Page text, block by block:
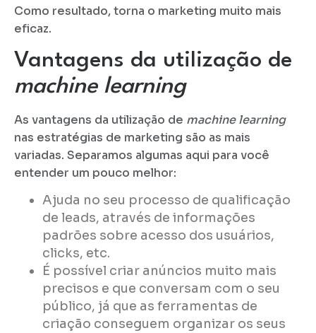
Como resultado, torna o marketing muito mais
eficaz.
Vantagens da utilização de
machine learning
As vantagens da utilização de machine learning
nas estratégias de marketing são as mais
variadas. Separamos algumas aqui para você
entender um pouco melhor:
Ajuda no seu processo de qualificação
de leads, através de informações
padrões sobre acesso dos usuários,
clicks, etc.
É possível criar anúncios muito mais
precisos e que conversam com o seu
público, já que as ferramentas de
criação conseguem organizar os seus